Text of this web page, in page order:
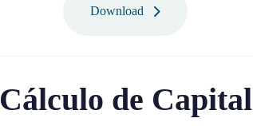
Download
Cálculo de Capital